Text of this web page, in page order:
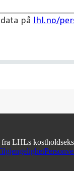
på lhl.no/
LHLs